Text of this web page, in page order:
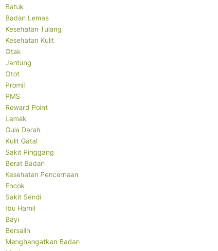
Batuk
Badan Lemas
Kesehatan Tulang
Kesehatan Kulit
Otak
Jantung
Otot
Promil
PMS
Reward Point
Lemak
Gula Darah
Kulit Gatal
Sakit Pinggang
Berat Badan
Kesehatan Pencernaan
Encok
Sakit Sendi
Ibu Hamil
Bayi
Bersalin
Menghangatkan Badan